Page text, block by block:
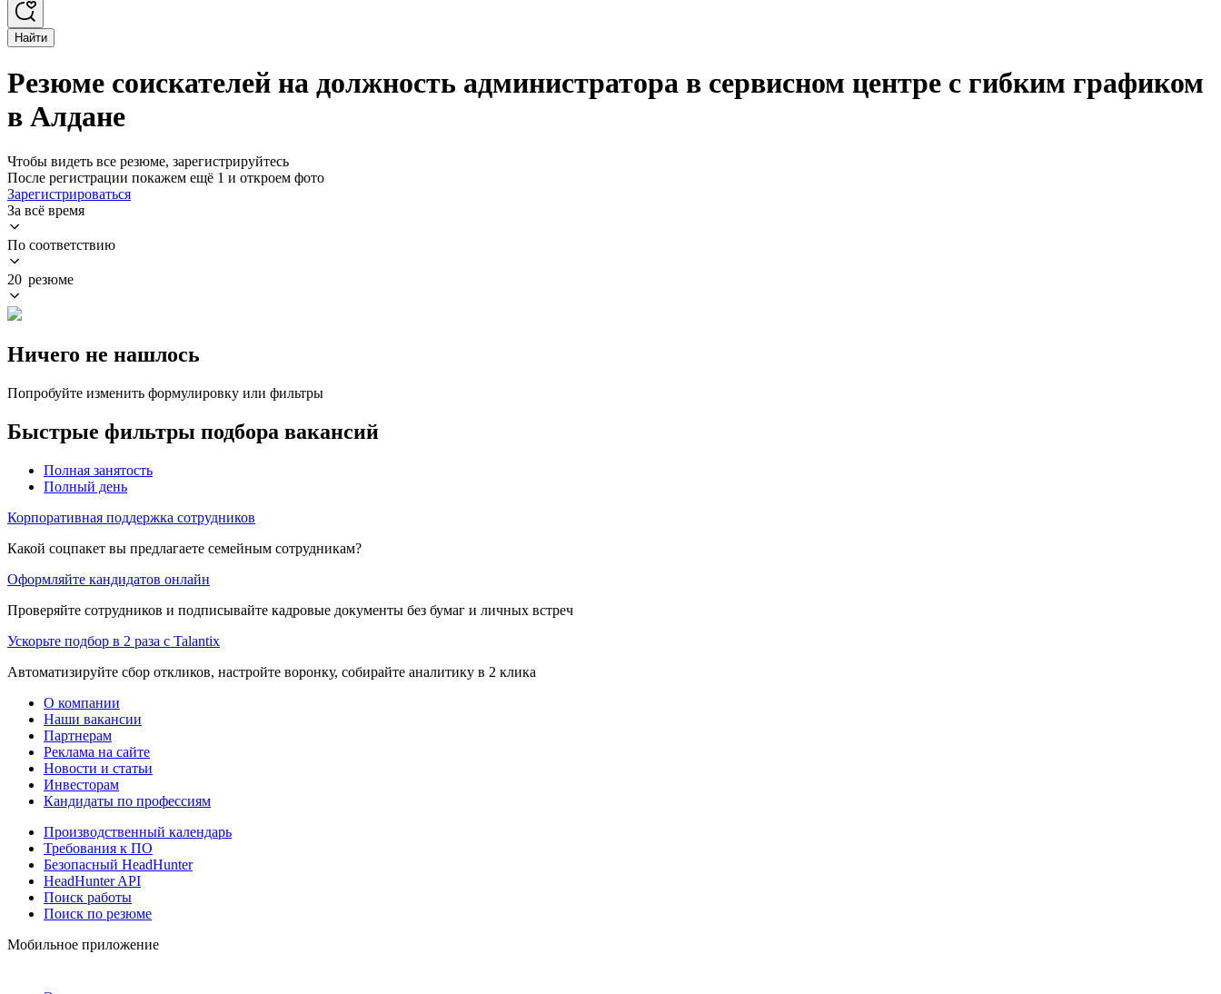
Найти
Резюме соискателей на должность администратора в сервисном центре с гибким графиком
в Алдане
Чтобы видеть все резюме, зарегистрируйтесь
После регистрации покажем ещё 1 и откроем фото
Зарегистрироваться
За всё время
По соответствию
20 резюме
Ничего не нашлось
Попробуйте изменить формулировку или фильтры
Быстрые фильтры подбора вакансий
Полная занятость
Полный день
Корпоративная поддержка сотрудников
Какой соцпакет вы предлагаете семейным сотрудникам?
Оформляйте кандидатов онлайн
Проверяйте сотрудников и подписывайте кадровые документы без бумаг и личных встреч
Ускорьте подбор в 2 раза с Talantix
Автоматизируйте сбор откликов, настройте воронку, собирайте аналитику в 2 клика
О компании
Наши вакансии
Партнерам
Реклама на сайте
Новости и статьи
Инвесторам
Кандидаты по профессиям
Производственный календарь
Требования к ПО
Безопасный HeadHunter
HeadHunter API
Поиск работы
Поиск по резюме
Мобильное приложение